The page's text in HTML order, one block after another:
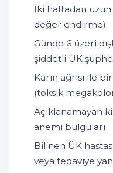
İki haftadan uzun
değerlendirme)
Günde 6 üzeri
şiddetli ÜK
Karın ağrısı ile
(toksik
Açıklanamayan
anemi bulguları
Bilinen ÜK
veya tedaviye